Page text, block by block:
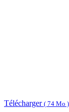
Télécharger ( 74 Mo )